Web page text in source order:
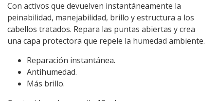
Con activos que devuelven instantáneamente la
peinabilidad, manejabilidad, brillo y estructura a los
cabellos tratados. Repara las puntas abiertas y crea
una capa protectora que repele la humedad ambiente.
Reparación instantánea.
Antihumedad.
Más brillo.